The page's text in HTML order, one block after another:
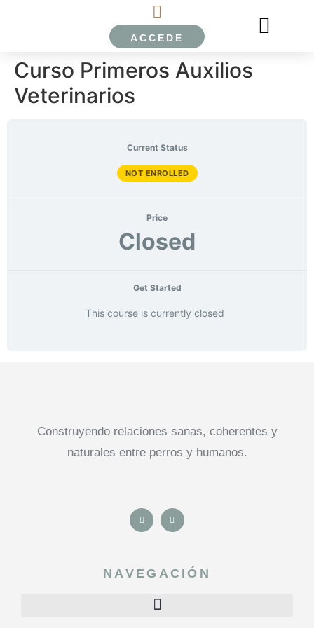
ACCEDE
Curso Primeros Auxilios
Veterinarios
Current Status
NOT ENROLLED
Price
Closed
Get Started
This course is currently closed
Construyendo relaciones sanas, coherentes y
naturales entre perros y humanos.
NAVEGACIÓN